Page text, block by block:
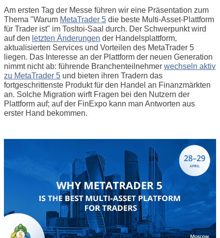
Am ersten Tag der Messe führen wir eine Präsentation zum
Thema "Warum MetaTrader 5 die beste Multi-Asset-Plattform
für Trader ist" im Tosltoi-Saal durch. Der Schwerpunkt wird
auf den letzten Änderungen der Handelsplattform,
aktualisierten Services und Vorteilen des MetaTrader 5
liegen. Das Interesse an der Plattform der neuen Generation
nimmt nicht ab: führende Branchenteilnehmer wechseln aktiv
zu MetaTrader 5 und bieten ihren Tradern das
fortgeschrittenste Produkt für den Handel an Finanzmärkten
an. Solche Migration wirft Fragen bei den Nutzern der
Plattform auf; auf der FinExpo kann man Antworten aus
erster Hand bekommen.